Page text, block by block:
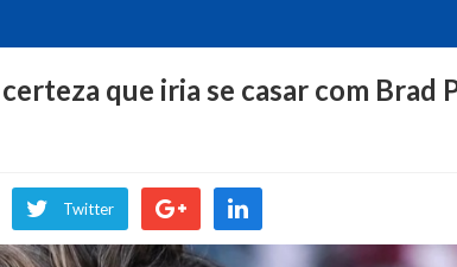
que iria se casar com Brad
Twitter